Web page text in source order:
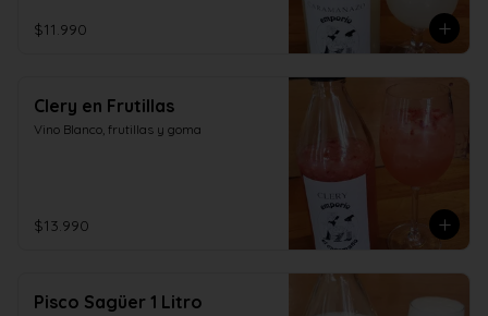
$11.990
Clery en Frutillas
Vino Blanco, frutillas y goma
$13.990
Pisco Sagüer 1 Litro